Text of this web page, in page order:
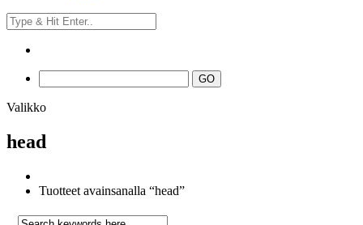
Valikko
head
Tuotteet avainsanalla “head”